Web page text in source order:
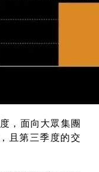
，面向大眾集團
且第三季度的交